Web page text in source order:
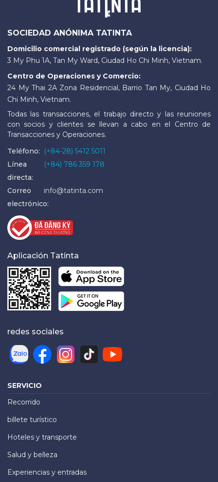
SOCIEDAD ANÓNIMA TATINTA
Domicilio comercial registrado (según la licencia):
3 My Phu 1A, Tan My Ward, Ciudad Ho Chi Minh, Vietnam.
Centro de Operaciones y Comercio:
24 My Thai 2A Zona Residencial, Barrio Tan My, Ciudad Ho
Chi Minh, Vietnam.
Todas las transacciones, el trabajo directo y las reuniones
con socios y clientes se llevan a cabo en el Centro de
Transacciones y Operaciones.
Teléfono:
(+84-28) 5412 5011
Línea
directa:
(+84) 786 359 178
Correo
electrónico:
info@tatinta.com
Aplicación Tatinta
redes sociales
SERVICIO
Recorrido
billete turístico
Hoteles y transporte
Salud y belleza
Experiencias y entradas